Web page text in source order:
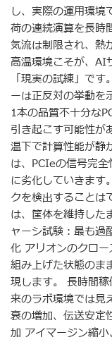
し、実際の運用環境
荷の連続演算を長時
気流は制限され、熱
高温環境こそが、AI
「現実の試練」で
ーは正反対の挙動を
1本の品質不十分な
引き起こす可能性が
温下で計算性能が静
は、PCIeの信号完
に劣化していきます
クを検出することは
は、筐体を維持した
ャーシ試験：最も過
化 アリオンのクロ
組み上げた状態のま
現します。 長時間
来のラボ環境では見
衰の増加、伝送安定
加 アイマージン縮